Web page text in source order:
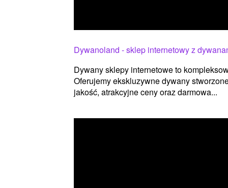
Dywanoland - sklep internetowy z
Dywany sklepy internetowe to
Oferujemy ekskluzywne dywany
jakość, atrakcyjne ceny oraz darmowa...